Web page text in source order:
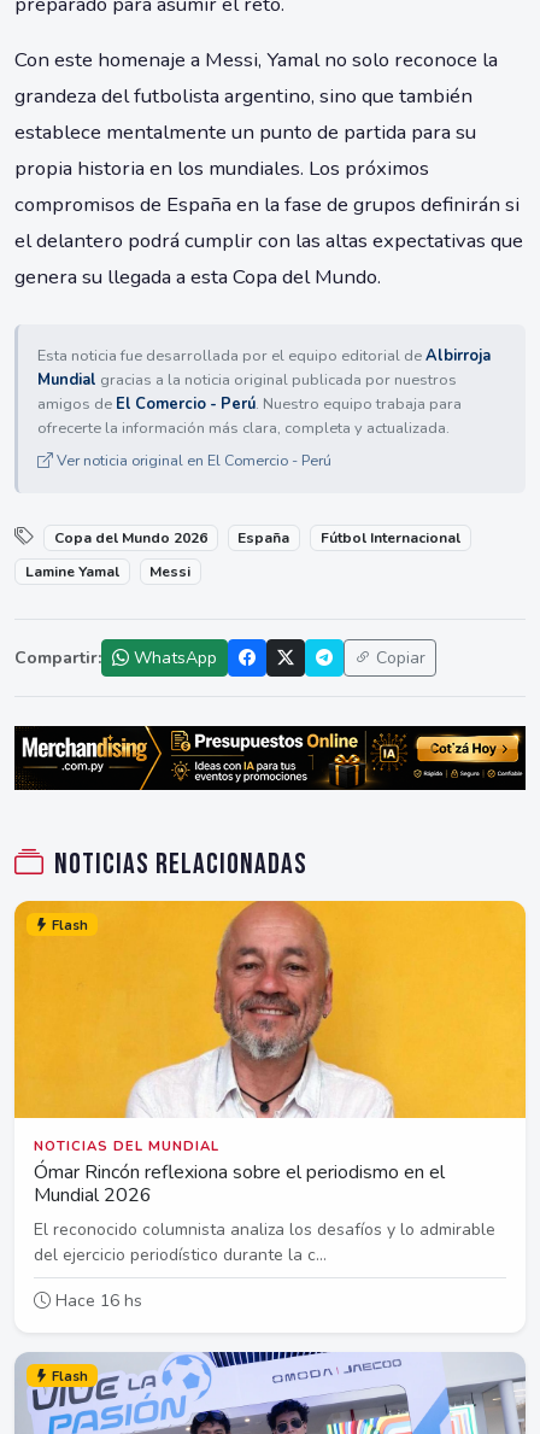
Con este homenaje a Messi, Yamal no solo reconoce la
grandeza del futbolista argentino, sino que también
establece mentalmente un punto de partida para su
propia historia en los mundiales. Los próximos
compromisos de España en la fase de grupos definirán si
el delantero podrá cumplir con las altas expectativas que
genera su llegada a esta Copa del Mundo.
Esta noticia fue desarrollada por el equipo editorial deAlbirroja
Mundial gracias a la noticia original publicada por nuestros
amigos de El Comercio - Perú. Nuestro equipo trabaja para
ofrecerte la información más clara, completa y actualizada.
Ver noticia original en El Comercio - Perú
Copa del Mundo 2026 España
Fútbol Internacional
Lamine Yamal
Messi
Compartir: WhatsApp Copiar
Noticias relacionadas
Flash
NOTICIAS DEL MUNDIAL
Ómar Rincón reflexiona sobre el periodismo en el
Mundial 2026
El reconocido columnista analiza los desafíos y lo admirable
del ejercicio periodístico durante la c...
Hace 16 hs
Flash